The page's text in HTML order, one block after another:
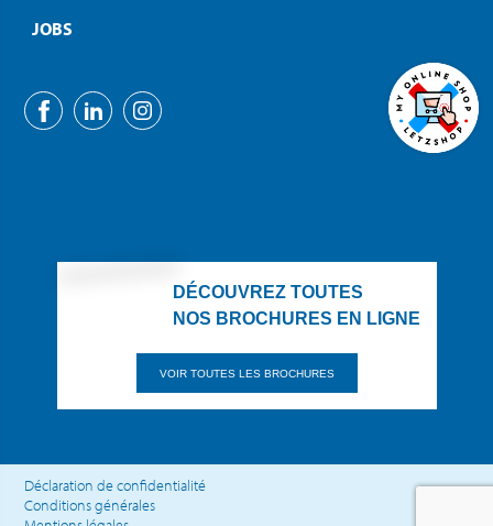
JOBS
DÉCOUVREZ TOUTES
NOS BROCHURES EN LIGNE
VOIR TOUTES LES BROCHURES
Déclaration de confidentialité
Conditions générales